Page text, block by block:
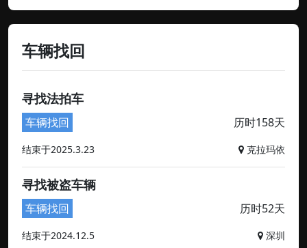
车辆找回
寻找法拍车
车辆找回 历时158天
结束于2025.3.23 克拉玛依
寻找被盗车辆
车辆找回 历时52天
结束于2024.12.5 深圳